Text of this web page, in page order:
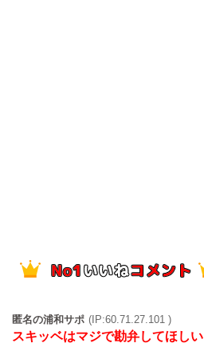
匿名の浦和サポ (IP:60.71.27.101 )
スキッベはマジで勘弁してほしい